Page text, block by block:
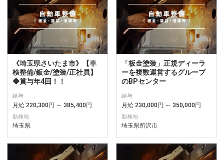
《埼玉県さいたま市》【車
検整備/鈑金/塗装/正社員】
◆賞与年4回！！
給与
月給 220,300円 ～ 385,400円
勤務地
埼玉県
「板金塗装」正規ディーラ
ーを複数運営するグループ
のBPセンター
給与
月給 230,000円 ～ 350,000円
勤務地
埼玉県所沢市